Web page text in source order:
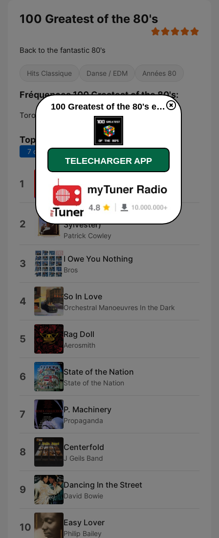
100 Greatest of the 80's
Back to the fantastic 80's
Hits Classique Danse / EDM Années 80
Fréquences 100 Greatest of the 80's:
Toronto:
Top titres
7 derniers jours 30 derniers jours
1 The Human League
2
Do You Wanna Funk? (feat.
Sylvester)
Patrick Cowley
3 I Owe You Nothing
Bros
4 So In Love
Orchestral Manoeuvres In the Dark
5 Rag Doll
Aerosmith
6 State of the Nation
State of the Nation
7 P. Machinery
Propaganda
8 Centerfold
J Geils Band
9 Dancing In the Street
David Bowie
10 Easy Lover
Philip Bailey
100 Greatest of the 80's en ligne
TELECHARGER APP